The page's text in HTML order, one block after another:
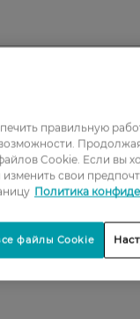
1
2
3
правильную
Cookie. Если вы
свои
Политика
файлы Cookie